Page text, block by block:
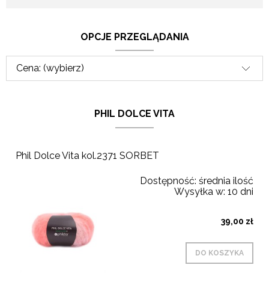
OPCJE PRZEGLĄDANIA
Cena: (wybierz)
PHIL DOLCE VITA
Phil Dolce Vita kol.2371 SORBET
Dostępność: średnia ilość
Wysyłka w: 10 dni
39,00 zł
DO KOSZYKA